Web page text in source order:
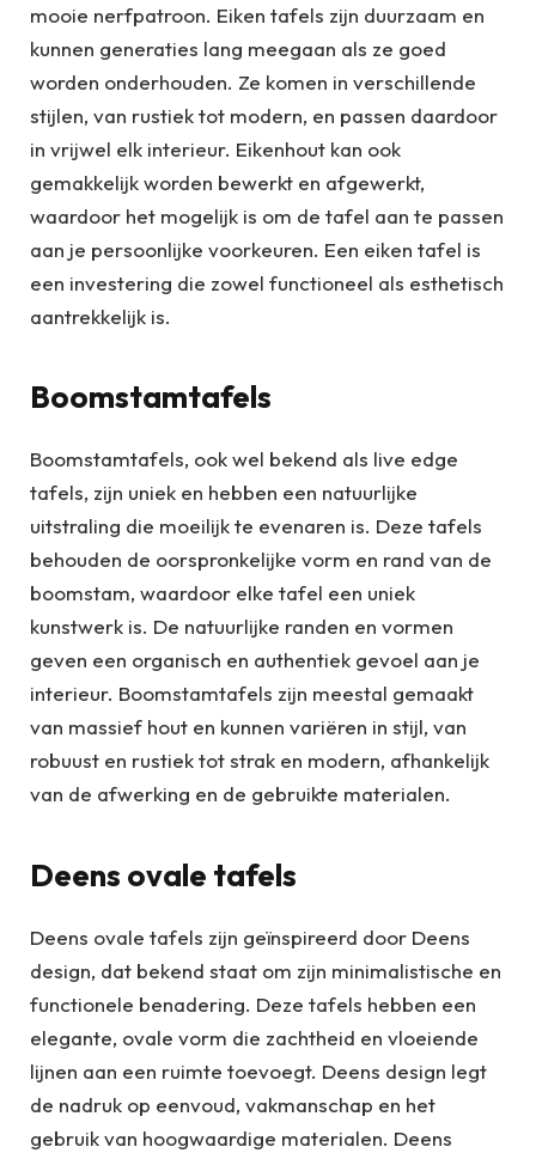
mooie nerfpatroon. Eiken tafels zijn duurzaam en
kunnen generaties lang meegaan als ze goed
worden onderhouden. Ze komen in verschillende
stijlen, van rustiek tot modern, en passen daardoor
in vrijwel elk interieur. Eikenhout kan ook
gemakkelijk worden bewerkt en afgewerkt,
waardoor het mogelijk is om de tafel aan te passen
aan je persoonlijke voorkeuren. Een eiken tafel is
een investering die zowel functioneel als esthetisch
aantrekkelijk is.
Boomstamtafels
Boomstamtafels, ook wel bekend als live edge
tafels, zijn uniek en hebben een natuurlijke
uitstraling die moeilijk te evenaren is. Deze tafels
behouden de oorspronkelijke vorm en rand van de
boomstam, waardoor elke tafel een uniek
kunstwerk is. De natuurlijke randen en vormen
geven een organisch en authentiek gevoel aan je
interieur. Boomstamtafels zijn meestal gemaakt
van massief hout en kunnen variëren in stijl, van
robuust en rustiek tot strak en modern, afhankelijk
van de afwerking en de gebruikte materialen.
Deens ovale tafels
Deens ovale tafels zijn geïnspireerd door Deens
design, dat bekend staat om zijn minimalistische en
functionele benadering. Deze tafels hebben een
elegante, ovale vorm die zachtheid en vloeiende
lijnen aan een ruimte toevoegt. Deens design legt
de nadruk op eenvoud, vakmanschap en het
gebruik van hoogwaardige materialen. Deens